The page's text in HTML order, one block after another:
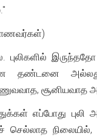
புலிகளில்
தண்டனை
சூனியவாத
எப்போது புலி
செல்லாத நிலையில்,